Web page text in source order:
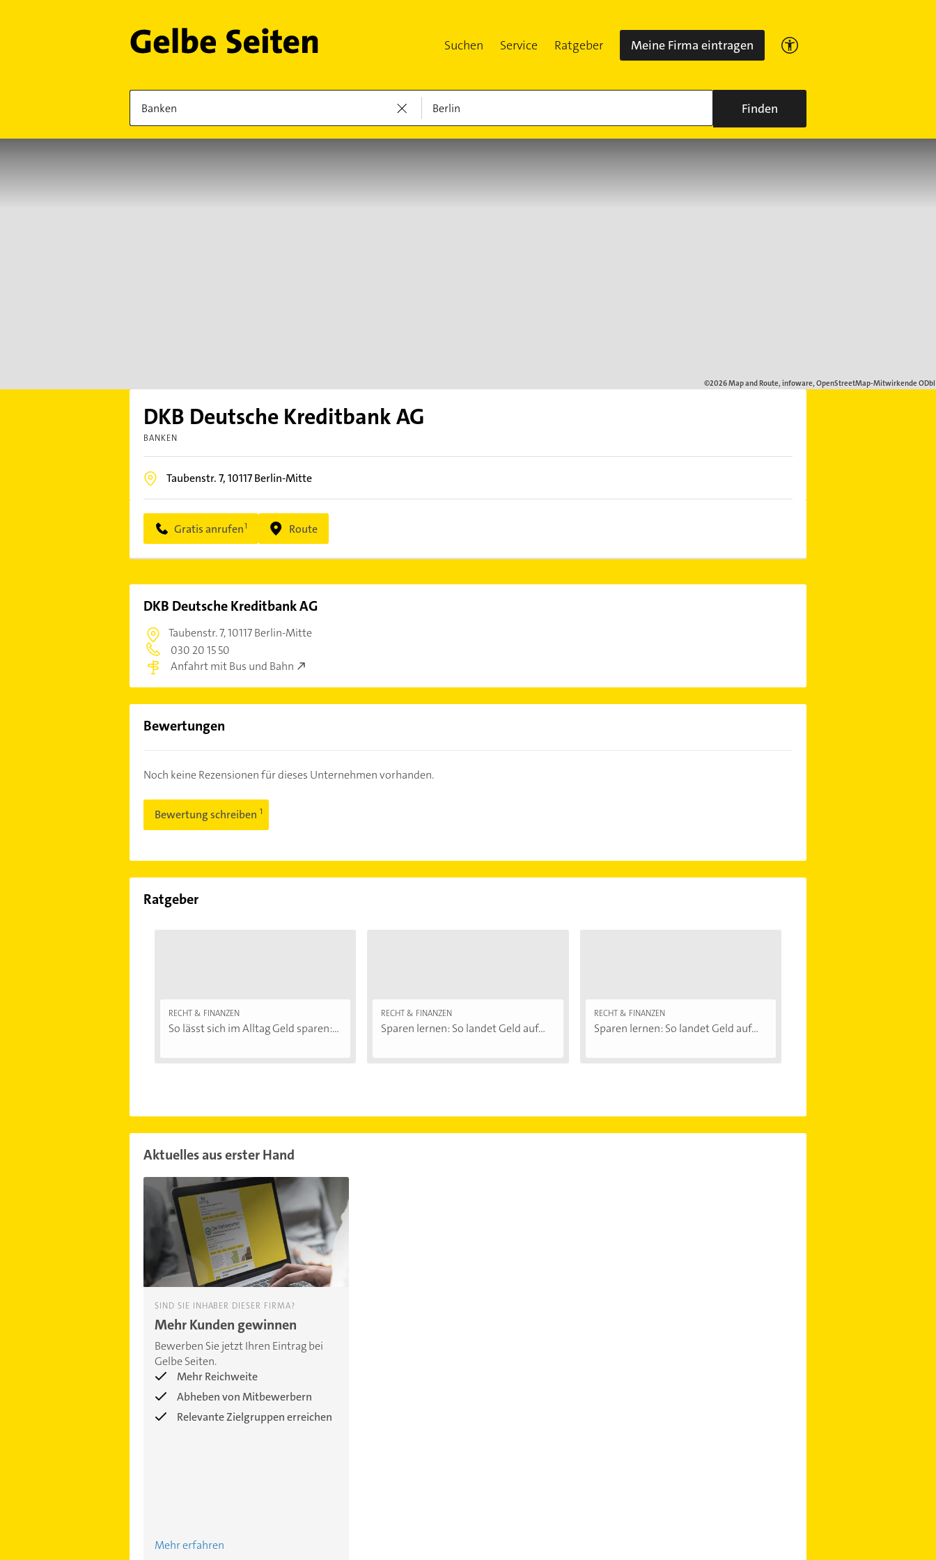
Suchen Service Ratgeber Meine Firma eintragen
Finden
DKB Deutsche Kreditbank AG
BANKEN
Taubenstr. 7,10117Berlin-Mitte
Gratis anrufen Route
DKB Deutsche Kreditbank AG
Taubenstr. 7,10117 Berlin-Mitte
030 20 15 50
Anfahrt mit Bus und Bahn
Bewertungen
Noch keine Rezensionen für dieses Unternehmen vorhanden.
Bewertung schreiben
Ratgeber
RECHT & FINANZEN
So lässt sich im Alltag Geld sparen:...
RECHT & FINANZEN
Sparen lernen: So landet Geld auf...
RECHT & FINANZEN
Sparen lernen: So landet Geld auf...
Aktuelles aus erster Hand
SIND SIE INHABER DIESER FIRMA?
Mehr Kunden gewinnen
Bewerben Sie jetzt Ihren Eintrag bei
Gelbe Seiten.
Mehr Reichweite
Abheben von Mitbewerbern
Relevante Zielgruppen erreichen
Mehr erfahren